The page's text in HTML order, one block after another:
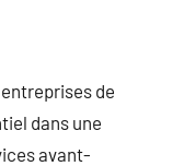
de
dans une
avant-